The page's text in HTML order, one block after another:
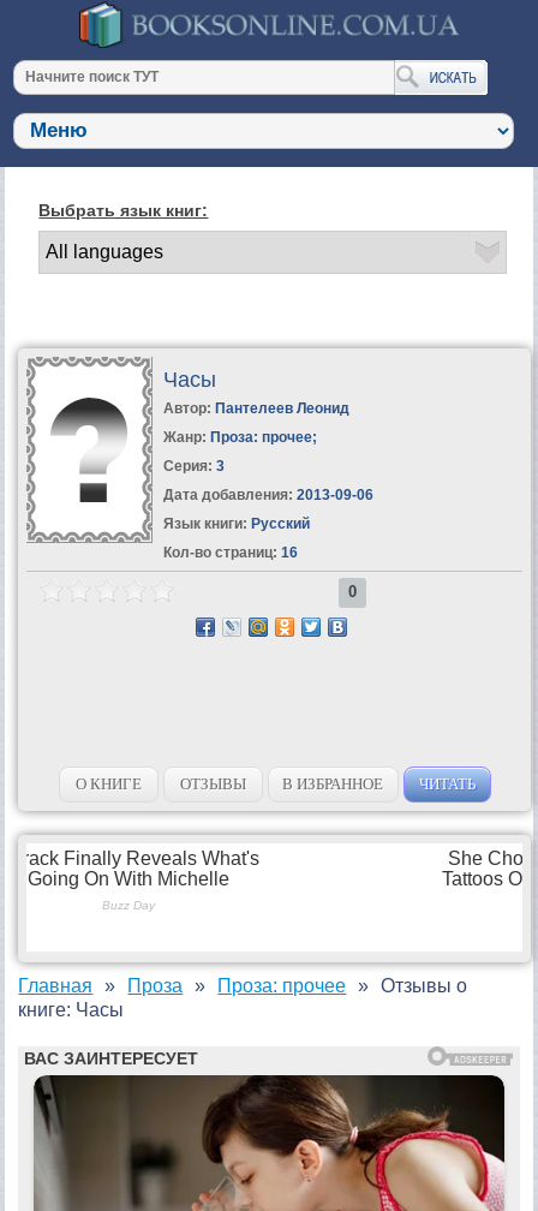
Выбрать язык книг:
Часы
Автор: Пантелеев Леонид
Жанр: Проза: прочее;
Серия: 3
Дата добавления: 2013-09-06
Язык книги: Русский
Кол-во страниц: 16
0
О КНИГЕ ОТЗЫВЫ В ИЗБРАННОЕ ЧИТАТЬ
Главная Проза Проза: прочее
Отзывы о
книге: Часы